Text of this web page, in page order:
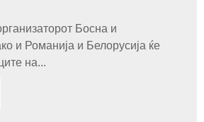
Босна и
и Романија и Белорусија ќе
на...